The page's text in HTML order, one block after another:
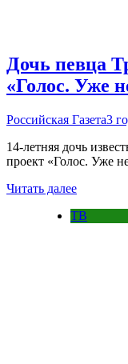
Дочь певца
«Голос. Уже
Российская Газета3
14-летняя дочь
проект «Голос. Уже
Читать далее
ТВ